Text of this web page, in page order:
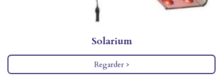
Solarium
Regarder >